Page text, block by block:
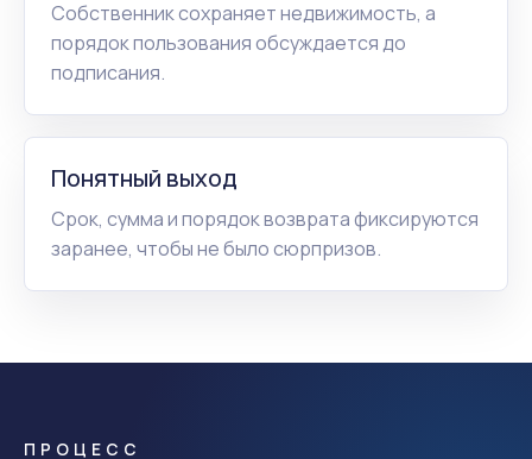
Собственник сохраняет недвижимость, а
порядок пользования обсуждается до
подписания.
Понятный выход
Срок, сумма и порядок возврата фиксируются
заранее, чтобы не было сюрпризов.
ПРОЦЕСС